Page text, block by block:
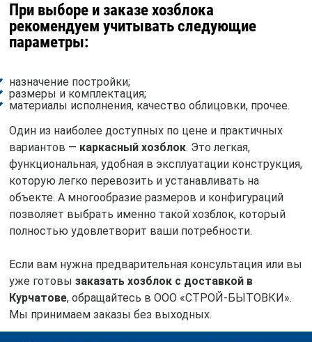
При выборе и заказе хозблока
рекомендуем учитывать следующие
параметры:
назначение постройки;
размеры и комплектация;
материалы исполнения, качество облицовки, прочее.
Один из наиболее доступных по цене и практичных
вариантов — каркасный хозблок. Это легкая,
функциональная, удобная в эксплуатации конструкция,
которую легко перевозить и устанавливать на
объекте. А многообразие размеров и конфигураций
позволяет выбрать именно такой хозблок, который
полностью удовлетворит ваши потребности.
Если вам нужна предварительная консультация или вы
уже готовы заказать хозблок с доставкой в
Курчатове, обращайтесь в ООО «СТРОЙ-БЫТОВКИ».
Мы принимаем заказы без выходных.